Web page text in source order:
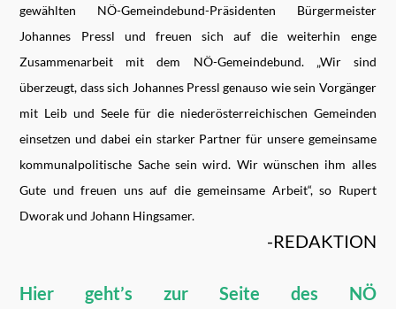
gewählten NÖ-Gemeindebund-Präsidenten Bürgermeister
Johannes Pressl und freuen sich auf die weiterhin enge
Zusammenarbeit mit dem NÖ-Gemeindebund. „Wir sind
überzeugt, dass sich Johannes Pressl genauso wie sein Vorgänger
mit Leib und Seele für die niederösterreichischen Gemeinden
einsetzen und dabei ein starker Partner für unsere gemeinsame
kommunalpolitische Sache sein wird. Wir wünschen ihm alles
Gute und freuen uns auf die gemeinsame Arbeit“, so Rupert
Dworak und Johann Hingsamer.
-REDAKTION
Hier geht’s zur Seite des NÖ